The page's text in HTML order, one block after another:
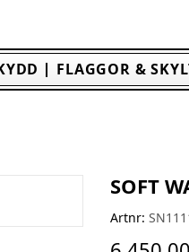
FLAGGOR &
SOFT
Artnr: